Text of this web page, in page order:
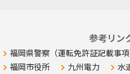
参考リン
福岡県警察（運転免許証記載事項
福岡市役所
九州電力 水